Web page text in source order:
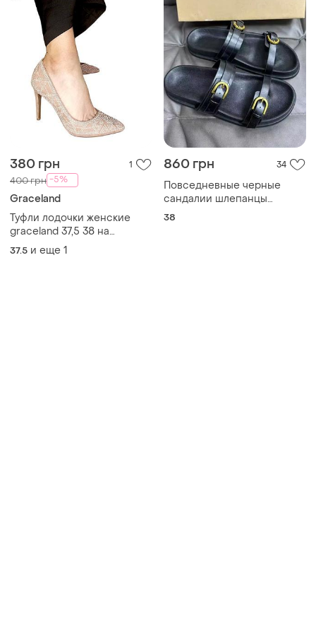
380 грн
400 грн -5%
Graceland
Туфли лодочки женские
каблуках заколках с острым
носиком бежевые
замшевые
37.5 и еще
860 грн 34
Повседневные черные
сандалии шлепанцы
удобные кожаные на
платформе с двойным
38